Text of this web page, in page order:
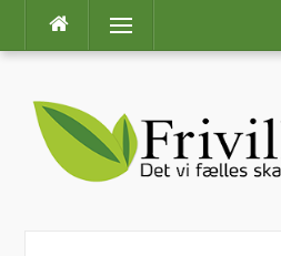
content
Menu